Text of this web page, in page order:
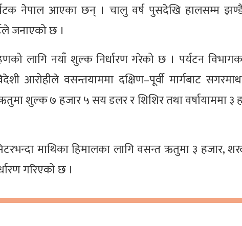
नेपाल आएका छन् । चालु वर्ष पुसदेखि हालसम्म
जनाएको छ ।
लागि नयाँ शुल्क निर्धारण गरेको छ । पर्यटन
आरोहीले वसन्तयाममा दक्षिण–पूर्वी मार्गबाट
शुल्क ७ हजार ५ सय डलर र शिशिर तथा वर्षायाममा
माथिका हिमालका लागि वसन्त ऋतुमा ३ हजार,
गरिएको छ ।